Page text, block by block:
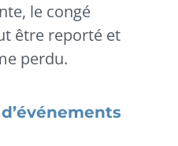
le congé
être reporté et
perdu.